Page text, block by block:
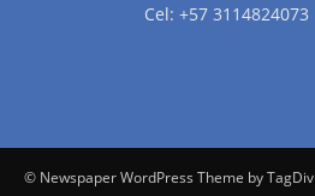
Cel: +57 3114824073
© Newspaper WordPress Theme by TagDiv